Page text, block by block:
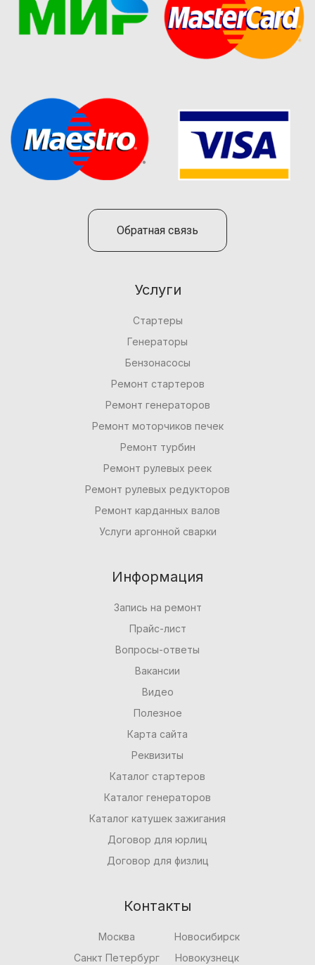
Обратная связь
Услуги
Стартеры
Генераторы
Бензонасосы
Ремонт стартеров
Ремонт генераторов
Ремонт моторчиков печек
Ремонт турбин
Ремонт рулевых реек
Ремонт рулевых редукторов
Ремонт карданных валов
Услуги аргонной сварки
Информация
Запись на ремонт
Прайс-лист
Вопросы-ответы
Вакансии
Видео
Полезное
Карта сайта
Реквизиты
Каталог стартеров
Каталог генераторов
Каталог катушек зажигания
Договор для юрлиц
Договор для физлиц
Контакты
Москва
Санкт Петербург
Новосибирск
Новокузнецк